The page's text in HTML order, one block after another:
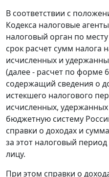
В соответствии с
Кодекса налоговые
налоговый орган по
срок расчет сумм налога
исчисленных и
(далее - расчет по форме
содержащий сведения о
истекшего налогового
исчисленных,
бюджетную систему
справки о доходах и
за этот налоговый
лицу.
При этом справки о